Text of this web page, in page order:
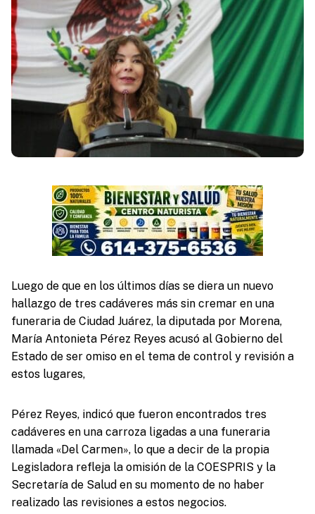
Luego de que en los últimos días se diera un nuevo
hallazgo de tres cadáveres más sin cremar en una
funeraria de Ciudad Juárez, la diputada por Morena,
María Antonieta Pérez Reyes acusó al Gobierno del
Estado de ser omiso en el tema de control y revisión a
estos lugares,
Pérez Reyes, indicó que fueron encontrados tres
cadáveres en una carroza ligadas a una funeraria
llamada «Del Carmen», lo que a decir de la propia
Legisladora refleja la omisión de la COESPRIS y la
Secretaría de Salud en su momento de no haber
realizado las revisiones a estos negocios.